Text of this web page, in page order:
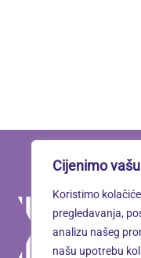
Cijenimo
Koristimo
pregledavanja,
analizu našeg
našu upotrebu